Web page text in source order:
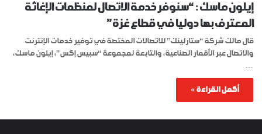
إيلون ماسك : “سنوفر خدمة الاتصال لمنظمات الإغاثة
المعترف بها دوليا في قطاع غزة”
قال مالك شركة “ستارلينك” للاتصالات المختصة في توفير خدمات الإنترنت
والاتصال عبر الأقمار الصناعية، والتابعة لمجموعة “سبيس إكس”، إيلون ماسك،
…
أكمل القراءة »